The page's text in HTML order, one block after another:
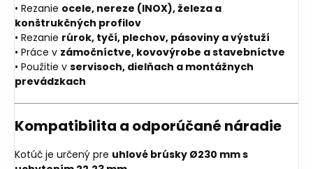
• Rezanie ocele, nereze (INOX), železa a
konštrukčných profilov
• Rezanie rúrok, tyčí, plechov, pásoviny a výstuží
• Práce v zámočníctve, kovovýrobe a stavebníctve
• Použitie v servisoch, dielňach a montážnych
prevádzkach
Kompatibilita a odporúčané náradie
Kotúč je určený pre uhlové brúsky Ø230 mm s